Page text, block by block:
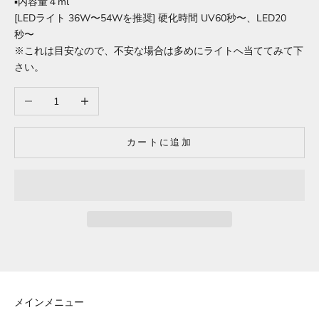
[LEDライト 36W〜54Wを推奨] 硬化時間 UV60秒〜、LED20
秒〜
※これは目安なので、不安な場合は多めにライトへ当ててみて下
さい。
数量を減らす 数量を増やす
カートに追加
メインメニュー